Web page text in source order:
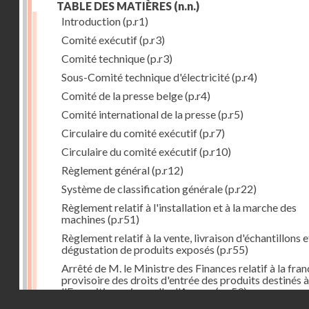
TABLE DES MATIÈRES (n.n.)
Introduction(p.r1)
Comité exécutif(p.r3)
Comité technique(p.r3)
Sous-Comité technique d'électricité(p.r4)
Comité de la presse belge(p.r4)
Comité international de la presse(p.r5)
Circulaire du comité exécutif(p.r7)
Circulaire du comité exécutif(p.r10)
Règlement général(p.r12)
Système de classification générale(p.r22)
Règlement relatif à l'installation et à la marche des
machines (p.r51)
Règlement relatif à la vente, livraison d'échantillons
dégustation de produits exposés (p.r55)
Arrêté de M. le Ministre des Finances relatif à la
provisoire des droits d'entrée des produits destinés à
l'Exposition universelle d'Anvers(p.r59)